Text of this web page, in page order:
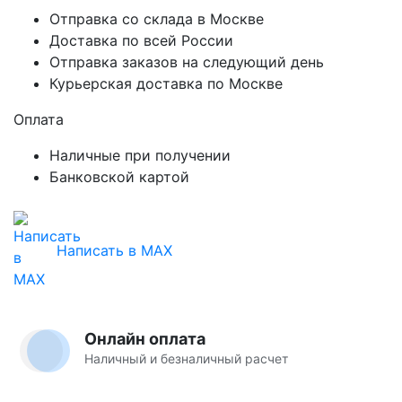
Отправка со склада в Москве
Доставка по всей России
Отправка заказов на следующий день
Курьерская доставка по Москве
Оплата
Наличные при получении
Банковской картой
Написать в MAX
Онлайн оплата
Наличный и безналичный расчет